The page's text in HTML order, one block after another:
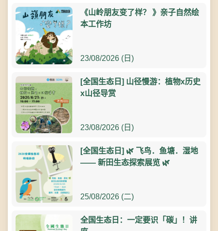
《山岭朋友变了样？ 》亲子自然绘
本工作坊
23/08/2026 (日)
[全国生态日] 山径慢游：植物x历史
x山径导赏
23/08/2026 (日)
[全国生态日] 🌿 飞鸟．鱼塘．湿地
—— 新田生态探索展览 🌿
25/08/2026 (二)
全国生态日：一定要识「碳」！讲